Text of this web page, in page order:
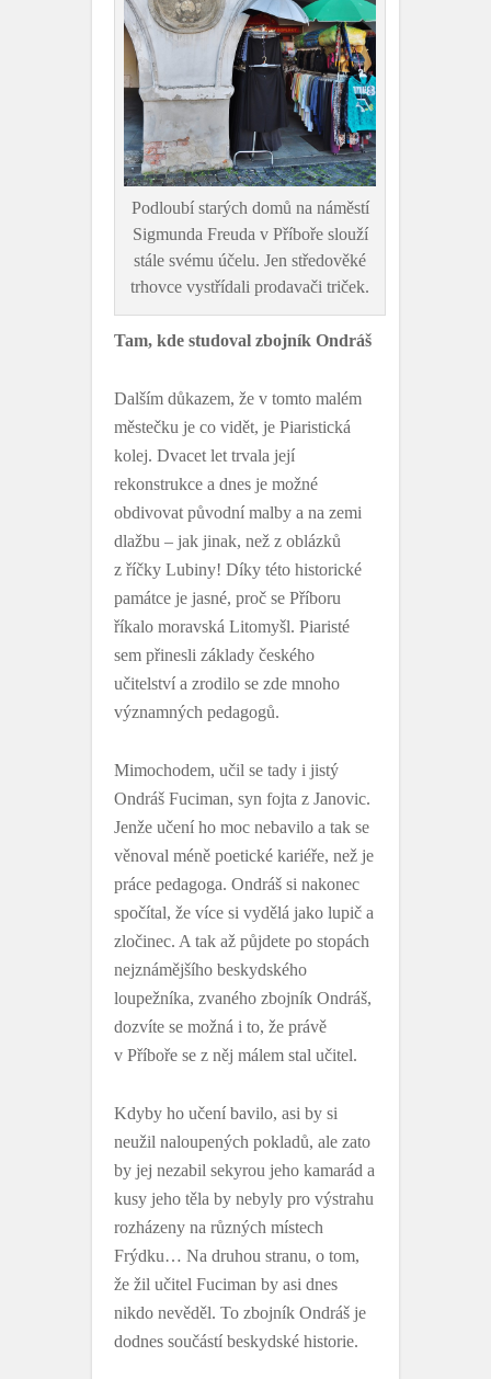
Podloubí starých domů na náměstí
Sigmunda Freuda v Příboře slouží
stále svému účelu. Jen středověké
trhovce vystřídali prodavači triček.
Tam, kde studoval zbojník Ondráš
Dalším důkazem, že v tomto malém
městečku je co vidět, je Piaristická
kolej. Dvacet let trvala její
rekonstrukce a dnes je možné
obdivovat původní malby a na zemi
dlažbu – jak jinak, než z oblázků
z říčky Lubiny! Díky této historické
památce je jasné, proč se Příboru
říkalo moravská Litomyšl. Piaristé
sem přinesli základy českého
učitelství a zrodilo se zde mnoho
významných pedagogů.
Mimochodem, učil se tady i jistý
Ondráš Fuciman, syn fojta z Janovic.
Jenže učení ho moc nebavilo a tak se
věnoval méně poetické kariéře, než je
práce pedagoga. Ondráš si nakonec
spočítal, že více si vydělá jako lupič a
zločinec. A tak až půjdete po stopách
nejznámějšího beskydského
loupežníka, zvaného zbojník Ondráš,
dozvíte se možná i to, že právě
v Příboře se z něj málem stal učitel.
Kdyby ho učení bavilo, asi by si
neužil naloupených pokladů, ale zato
by jej nezabil sekyrou jeho kamarád a
kusy jeho těla by nebyly pro výstrahu
rozházeny na různých místech
Frýdku… Na druhou stranu, o tom,
že žil učitel Fuciman by asi dnes
nikdo nevěděl. To zbojník Ondráš je
dodnes součástí beskydské historie.